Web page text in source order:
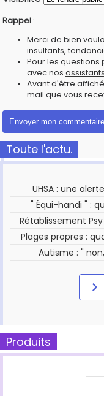
Rappel :
Merci de bien
insultants,
Pour les
avec nos assistants
Avant d'être
mail que vous
Toute l'actu.
UHSA : une
" Équi-handi " :
Rétablissement
Plages propres :
Autisme : "
Produits